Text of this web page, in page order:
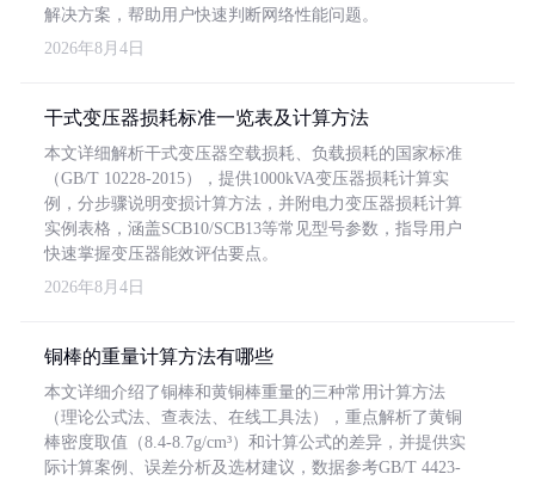
解决方案，帮助用户快速判断网络性能问题。
2026年8月4日
干式变压器损耗标准一览表及计算方法
本文详细解析干式变压器空载损耗、负载损耗的国家标准
（GB/T 10228-2015），提供1000kVA变压器损耗计算实
例，分步骤说明变损计算方法，并附电力变压器损耗计算
实例表格，涵盖SCB10/SCB13等常见型号参数，指导用户
快速掌握变压器能效评估要点。
2026年8月4日
铜棒的重量计算方法有哪些
本文详细介绍了铜棒和黄铜棒重量的三种常用计算方法
（理论公式法、查表法、在线工具法），重点解析了黄铜
棒密度取值（8.4-8.7g/cm³）和计算公式的差异，并提供实
际计算案例、误差分析及选材建议，数据参考GB/T 4423-